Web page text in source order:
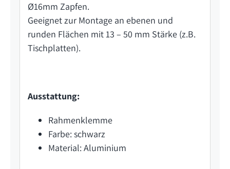
Ø16mm Zapfen.
Geeignet zur Montage an ebenen und
runden Flächen mit 13 – 50 mm Stärke (z.B.
Tischplatten).
Ausstattung:
Rahmenklemme
Farbe: schwarz
Material: Aluminium